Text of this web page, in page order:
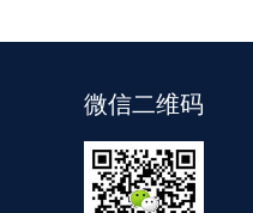
微信二维码